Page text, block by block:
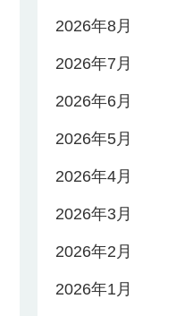
2026年8月
2026年7月
2026年6月
2026年5月
2026年4月
2026年3月
2026年2月
2026年1月